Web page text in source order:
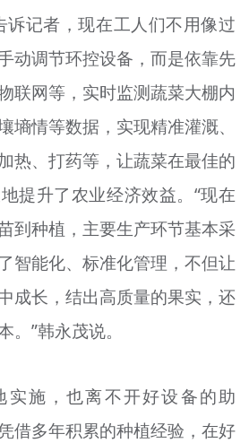
诉记者，现在工人们不用像过
动调节环控设备，而是依靠先
联网等，实时监测蔬菜大棚内
墒情等数据，实现精准灌溉、
热、打药等，让蔬菜在最佳的
提升了农业经济效益。“现在
到种植，主要生产环节基本采
智能化、标准化管理，不但让
成长，结出高质量的果实，还
”韩永茂说。
实施，也离不开好设备的助
借多年积累的种植经验，在好